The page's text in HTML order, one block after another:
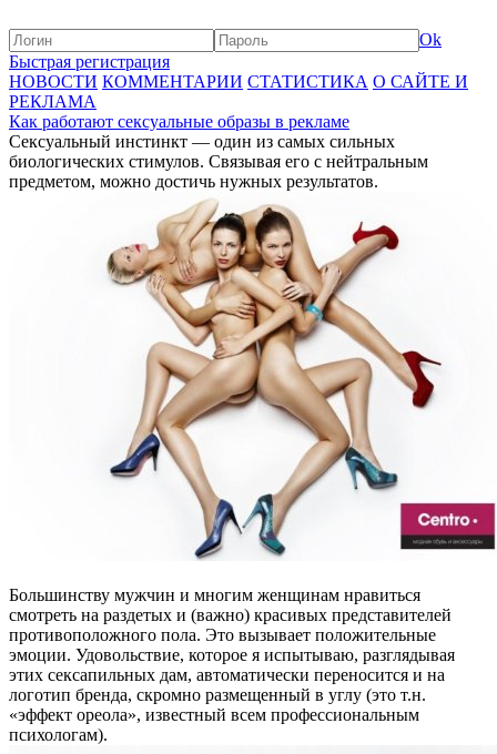
Ok
Быстрая регистрация
НОВОСТИ КОММЕНТАРИИ СТАТИСТИКА О САЙТЕ И
РЕКЛАМА
Как работают сексуальные образы в рекламе
Сексуальный инстинкт — один из самых сильных
биологических стимулов. Связывая его с нейтральным
предметом, можно достичь нужных результатов.
Большинству мужчин и многим женщинам нравиться
смотреть на раздетых и (важно) красивых представителей
противоположного пола. Это вызывает положительные
эмоции. Удовольствие, которое я испытываю, разглядывая
этих сексапильных дам, автоматически переносится и на
логотип бренда, скромно размещенный в углу (это т.н.
«эффект ореола», известный всем профессиональным
психологам).